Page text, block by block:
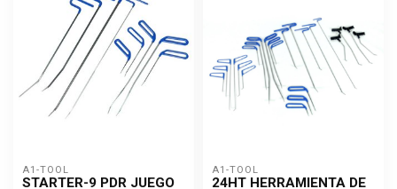
A1-TOOL
STARTER-9 PDR JUEGO
A1-TOOL
24HT HERRAMIENTA DE